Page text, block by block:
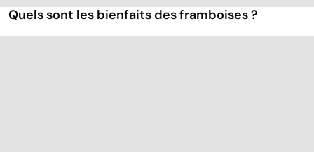
Quels sont les bienfaits des framboises ?